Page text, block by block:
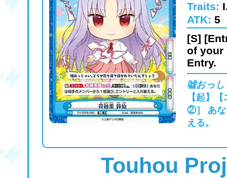
Traits:
ATK: 5
[S]
of your
Entry.
嘘おっ
【起】
②］ あな
える。
Touhou